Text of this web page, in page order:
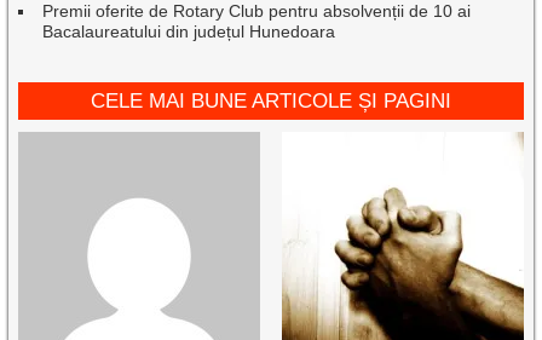
Premii oferite de Rotary Club pentru absolvenții de 10 ai
Bacalaureatului din județul Hunedoara
CELE MAI BUNE ARTICOLE ȘI PAGINI